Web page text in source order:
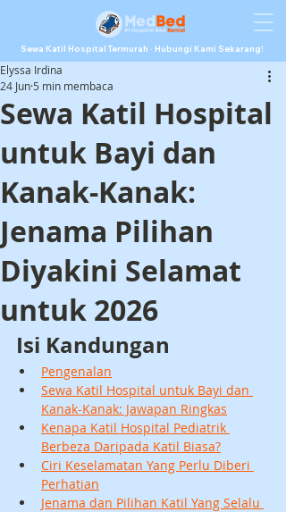
Sewa Katil Hospital Termurah · Hubungi Kami Sekarang!
Sewa Katil Hospital
untuk Bayi dan
Kanak-Kanak:
Jenama Pilihan
Diyakini Selamat
untuk 2026
Elyssa Irdina
24 Jun 5 min membaca
Isi Kandungan
Pengenalan
Sewa Katil Hospital untuk Bayi dan
Kanak-Kanak: Jawapan Ringkas
Kenapa Katil Hospital Pediatrik
Berbeza Daripada Katil Biasa?
Ciri Keselamatan Yang Perlu Diberi
Perhatian
Jenama dan Pilihan Katil Yang Selalu